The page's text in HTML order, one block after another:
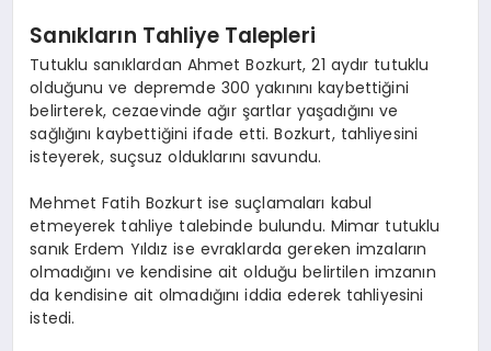
Sanıkların Tahliye Talepleri
Tutuklu sanıklardan Ahmet Bozkurt, 21 aydır tutuklu
olduğunu ve depremde 300 yakınını kaybettiğini
belirterek, cezaevinde ağır şartlar yaşadığını ve
sağlığını kaybettiğini ifade etti. Bozkurt, tahliyesini
isteyerek, suçsuz olduklarını savundu.
Mehmet Fatih Bozkurt ise suçlamaları kabul
etmeyerek tahliye talebinde bulundu. Mimar tutuklu
sanık Erdem Yıldız ise evraklarda gereken imzaların
olmadığını ve kendisine ait olduğu belirtilen imzanın
da kendisine ait olmadığını iddia ederek tahliyesini
istedi.